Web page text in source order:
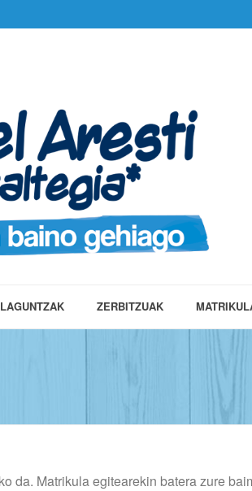
ZERBITZUAK
da. Matrikula egitearekin batera zure